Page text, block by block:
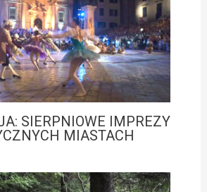
SIERPNIOWE IMPREZY
MIASTACH